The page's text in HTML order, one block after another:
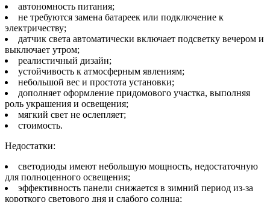
автономность питания;
не требуются замена батареек или подключение к
электричеству;
датчик света автоматически включает подсветку вечером и
выключает утром;
реалистичный дизайн;
устойчивость к атмосферным явлениям;
небольшой вес и простота установки;
дополняет оформление придомового участка, выполняя
роль украшения и освещения;
мягкий свет не ослепляет;
стоимость.
Недостатки:
светодиоды имеют небольшую мощность, недостаточную
для полноценного освещения;
эффективность панели снижается в зимний период из-за
короткого светового дня и слабого солнца;